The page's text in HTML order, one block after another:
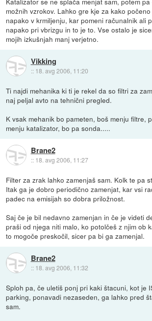
možnih vzrokov. Lahko gre kje za kako
napako v krmiljenju, kar pomeni računalnik ali
napako pri vbrizgu in to je to. Vse ostalo je
mojih izkušnjah manj verjetno.
Vikking
:: 18. avg 2006, 11:20
Ti najdi mehanika ki ti je rekel da so filtri za
naj peljal avto na tehnični pregled.
K vsak mehanik bo pameten, boš menju filtre,
menju katalizator, bo pa sonda.....
Brane2
:: 18. avg 2006, 11:27
Filter za zrak lahko zamenjaš sam. Kolk te pa
Itak ga je dobro periodično zamenjat, kar vsi
padec na emisijah so dobra priložnost.
Saj če je bil nedavno zamenjan in če je videti
praši od njega niti malo, ko potolčeš z njim ob
to mogoče preskočil, sicer pa bi ga zamenjal.
Brane2
:: 18. avg 2006, 11:32
Sploh pa, če uletiš ponj pri kaki štacuni, kot je
parking, ponavadi nezaseden, ga lahko pred
sam.